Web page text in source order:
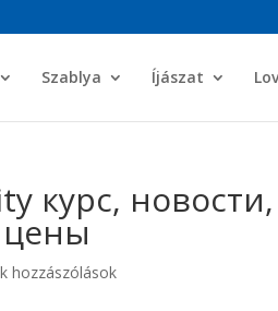
Szablya Íjászat
курс, новости,
hozzászólások